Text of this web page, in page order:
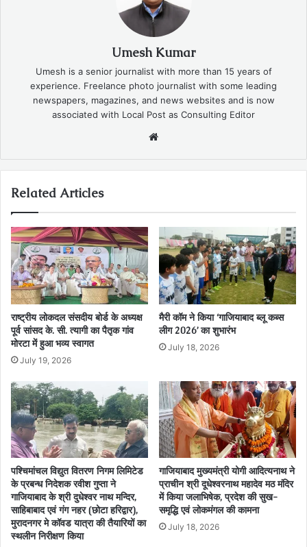
Umesh Kumar
Umesh is a senior journalist with more than 15 years of
experience. Freelance photo journalist with some leading
newspapers, magazines, and news websites and is now
associated with Local Post as Consulting Editor
Related Articles
राष्ट्रीय लोकदल संसदीय बोर्ड के अध्यक्ष
पूर्व सांसद के. सी. त्यागी का पैतृक गांव
मोरटा में हुआ भव्य स्वागत
July 19, 2026
मैरी कॉम ने किया ‘गाजियाबाद ब्लू कब्स
लीग 2026’ का शुभारंभ
July 18, 2026
पश्चिमांचल विद्युत वितरण निगम लिमिटेड
के प्रबन्ध निदेशक रवीश गुप्ता ने
गाजियाबाद के श्री दुधेश्वर नाथ मन्दिर,
साहिबाबाद एवं गंग नहर (छोटा हरिद्वार),
मुरादनगर मे कॉवड यात्रा की तैयारियों का
स्थलीन निरीक्षण किया
गाजियाबाद मुख्यमंत्री योगी आदित्यनाथ ने
प्राचीन श्री दूधेश्वरनाथ महादेव मठ मंदिर
में किया जलाभिषेक, प्रदेश की सुख-
समृद्धि एवं लोकमंगल की कामना
July 18, 2026